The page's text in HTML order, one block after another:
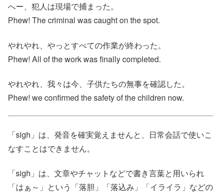
へー、犯人は現場で捕まった。
Phew! The criminal was caught on the spot.
やれやれ、やっとすべての作業が終わった。
Phew! All of the work was finally completed.
やれやれ、我々は今、子供たちの無事を確認した。
Phew! we confirmed the safety of the children now.
「sigh」は、発音を確実覚えませんと、日常会話で使いこ
なすことはできません。
「sigh」は、文章やチャットなどで書き言葉と用いられ
「はぁ～」という「落胆」「落込み」「イライラ」などの